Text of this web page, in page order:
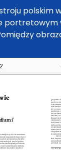
polskim
portretowym